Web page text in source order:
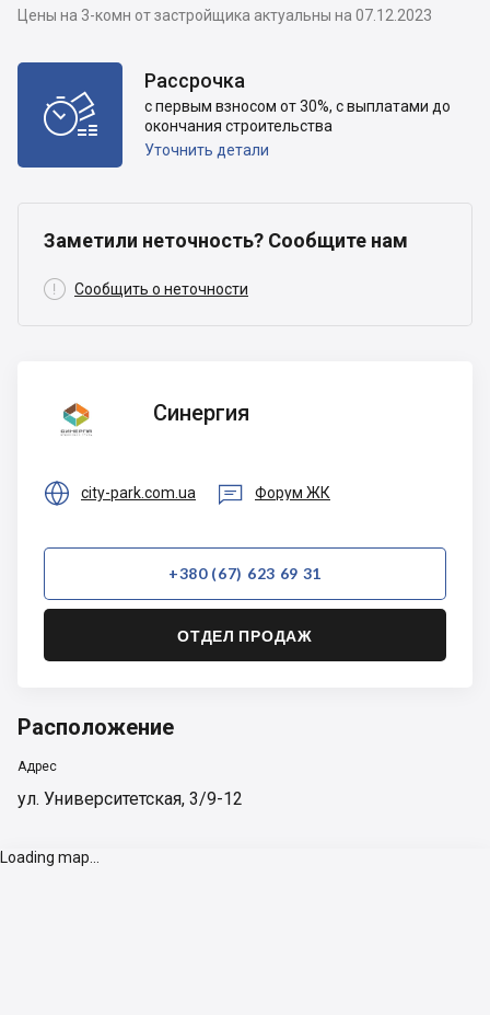
Цены на 3-комн от застройщика актуальны на 07.12.2023

Рассрочка
с первым взносом от 30%, с выплатами до
окончания строительства
Уточнить детали
Заметили неточность? Сообщите нам
 Сообщить о неточности
Синергия
Синергия
 city-park.com.ua  Форум ЖК
+380 (67) 623 69 31
ОТДЕЛ ПРОДАЖ
Расположение
Адрес
ул. Университетская, 3/9-12
Loading map...